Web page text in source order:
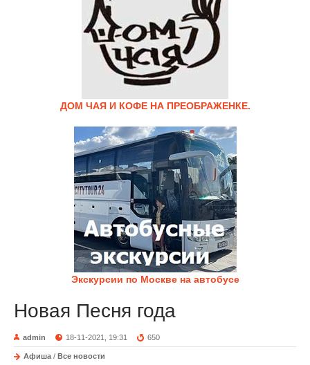
ДОМ ЧАЯ И КОФЕ НА ПРЕОБРАЖЕНКЕ.
Экскурсии по Москве на автобусе
Новая Песня года
admin 18-11-2021, 19:31 650
Афиша / Все новости